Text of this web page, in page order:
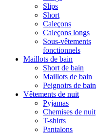
Slips
Short
Caleçons
Caleçons longs
Sous-vêtements
fonctionnels
Maillots de bain
Short de bain
Maillots de bain
Peignoirs de bain
Vêtements de nuit
Pyjamas
Chemises de nuit
T-shirts
Pantalons